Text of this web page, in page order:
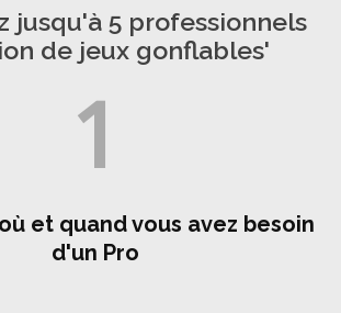
jusqu'à 5 professionnels
de jeux gonflables'
1
et quand vous avez besoin
d'un Pro